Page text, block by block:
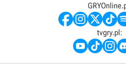
tvgry.pl: